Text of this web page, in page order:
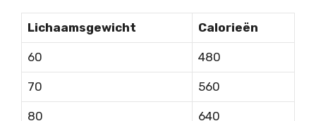
Lichaamsgewicht Calorieën
60 480
70 560
80 640